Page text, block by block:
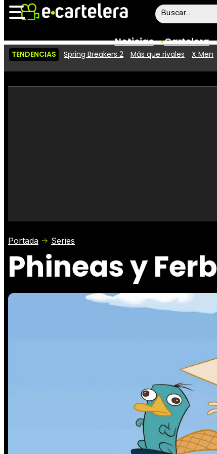
Noticias Cartelera
Vídeos
Taquilla
TENDENCIAS Spring Breakers 2 Más que rivales X Men
Portada Series
Phineas y Ferb